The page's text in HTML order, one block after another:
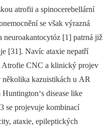
atrofii a spinocerebellární
se však výrazná
[1] patrná již
[31]. Navíc ataxie nepatří
CNC a klinický projev
kazuistikách u AR
disease like
se projevuje kombinací
ataxie, epileptických